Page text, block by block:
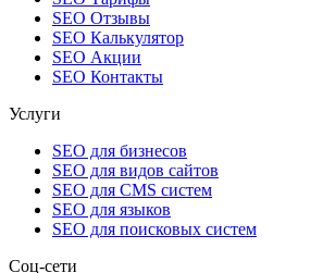
SEO Отзывы
SEO Калькулятор
SEO Акции
SEO Контакты
Услуги
SEO для бизнесов
SEO для видов сайтов
SEO для CMS систем
SEO для языков
SEO для поисковых систем
Соц-сети